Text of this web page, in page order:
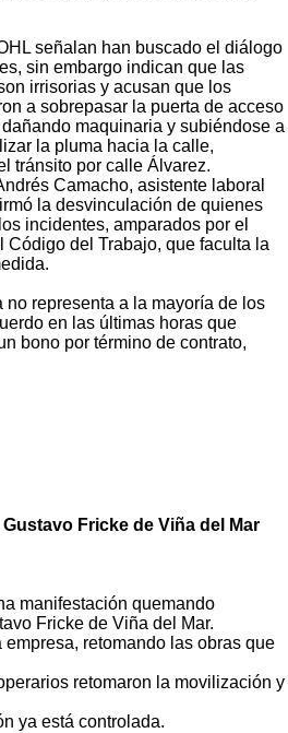
señalan han buscado el diálogo
sin embargo indican que las
irrisorias y acusan que los
a sobrepasar la puerta de acceso
maquinaria y subiéndose a
la pluma hacia la calle,
tránsito por calle Álvarez.
Camacho, asistente laboral
la desvinculación de quienes
incidentes, amparados por el
Código del Trabajo, que faculta la
representa a la mayoría de los
en las últimas horas que
bono por término de contrato,
Fricke de Viña del Mar
manifestación quemando
Fricke de Viña del Mar.
retomando las obras que
retomaron la movilización y
ya está controlada.